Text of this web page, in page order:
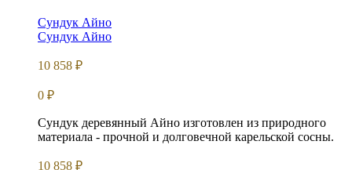
Сундук Айно
Сундук Айно
10 858 ₽
0 ₽
Сундук деревянный Айно изготовлен из природного
материала - прочной и долговечной карельской сосны.
10 858 ₽